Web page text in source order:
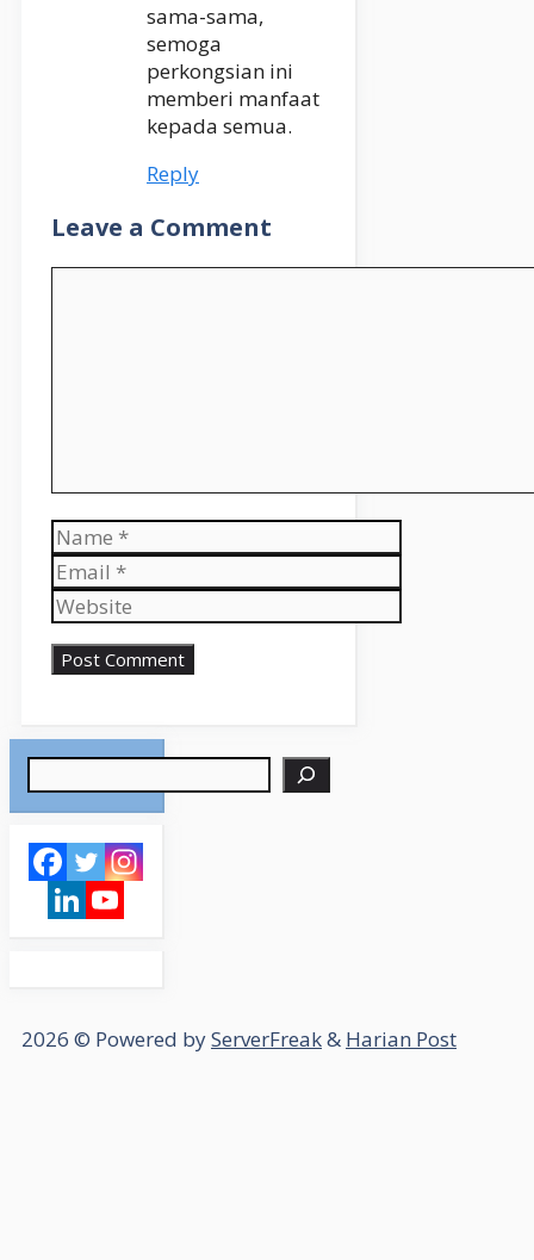
sama-sama,
semoga
perkongsian ini
memberi manfaat
kepada semua.
Reply
Leave a Comment
Name
Email
Website
2026 © Powered byServerFreak& Harian Post